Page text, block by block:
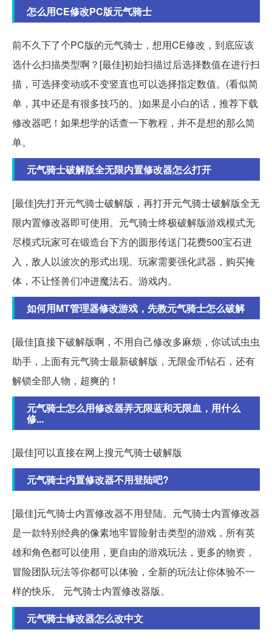
怎么用CE修改PC版元气骑士
前不久下了个PC版的元气骑士，想用CE修改，到底应该
选什么扫描类型啊？[最佳]初始扫描过后选择数值在进行扫
描，可选择变动或不变竖直也可以选择指定数值。(看似简
单，其中还是有很多技巧的。)如果是小白的话，推荐下载
修改器吧！如果想学的话查一下教程，并不是想的那么简
单。
元气骑士破解版全无限内置修改器怎么打开
[最佳]先打开元气骑士破解版，再打开元气骑士破解版全无
限内置修改器即可使用。元气骑士终极破解版游戏模式无
尽模式玩家可在锻造台下方的圆形传送门花费500宝石进
入，敌人以波次的形式出现。玩家需要强化武器，购买掩
体，不让怪兽们冲进魔法石。游戏内。
如何用MT管理器修改游戏，先教元气骑士怎么破解
[最佳]直接下破解版啊，不用自己修改多麻烦，你试试虫虫
助手，上面有元气骑士最新破解版，无限金币钻石，还有
解锁全部人物，超爽的！
元气骑士怎么用修改器弄无限蓝和无限血，用什么
修...
[最佳]可以直接在网上搜元气骑士破解版
元气骑士内置修改器不用登陆吧?
[最佳]元气骑士内置修改器不用登陆。元气骑士内置修改器
是一款特别经典的像素地牢冒险射击类型的游戏，所有英
雄和角色都可以使用，更自由的游戏玩法，更多的物资，
冒险团队玩法等你都可以体验，全新的玩法让你体验不一
样的快乐。 元气骑士内置修改器版。
元气骑士修改器怎么改中文